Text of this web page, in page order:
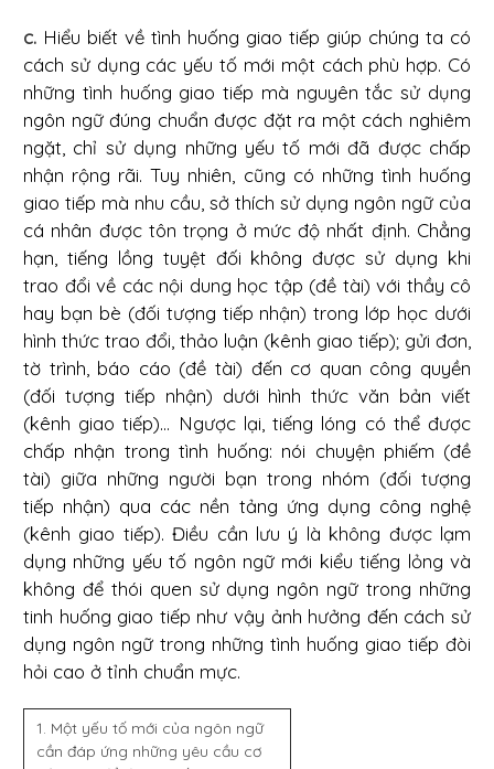
c. Hiểu biết về tình huống giao tiếp giúp chúng ta có
cách sử dụng các yếu tố mới một cách phù hợp. Có
những tình huống giao tiếp mà nguyên tắc sử dụng
ngôn ngữ đúng chuẩn được đặt ra một cách nghiêm
ngặt, chỉ sử dụng những yếu tố mới đã được chấp
nhận rộng rãi. Tuy nhiên, cũng có những tình huống
giao tiếp mà nhu cầu, sở thích sử dụng ngôn ngữ của
cá nhân được tôn trọng ở mức độ nhất định. Chẳng
hạn, tiếng lồng tuyệt đối không được sử dụng khi
trao đổi về các nội dung học tập (đề tài) với thầy cô
hay bạn bè (đối tượng tiếp nhận) trong lớp học dưới
hình thức trao đổi, thảo luận (kênh giao tiếp); gửi đơn,
tờ trình, báo cáo (đề tài) đến cơ quan công quyền
(đối tượng tiếp nhận) dưới hình thức văn bản viết
(kênh giao tiếp)... Ngược lại, tiếng lóng có thể được
chấp nhận trong tình huống: nói chuyện phiếm (đề
tài) giữa những người bạn trong nhóm (đối tượng
tiếp nhận) qua các nền tảng ứng dụng công nghệ
(kênh giao tiếp). Điều cần lưu ý là không được lạm
dụng những yếu tố ngôn ngữ mới kiểu tiếng lỏng và
không để thói quen sử dụng ngôn ngữ trong những
tinh huống giao tiếp như vậy ảnh hưởng đến cách sử
dụng ngôn ngữ trong những tình huống giao tiếp đòi
hỏi cao ở tỉnh chuẩn mực.
1. Một yếu tố mới của ngôn ngữ
cần đáp ứng những yêu cầu cơ